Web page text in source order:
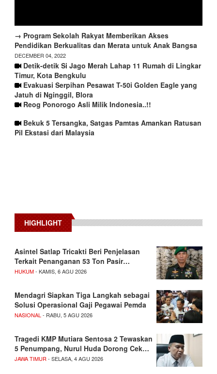
→ Program Sekolah Rakyat Memberikan Akses
Pendidikan Berkualitas dan Merata untuk Anak Bangsa
DECEMBER 04, 2022
Detik-detik Si Jago Merah Lahap 11 Rumah di Lingkar
Timur, Kota Bengkulu
Evakuasi Serpihan Pesawat T-50i Golden Eagle yang
Jatuh di Nginggil, Blora
Reog Ponorogo Asli Milik Indonesia..!!
Bekuk 5 Tersangka, Satgas Pamtas Amankan Ratusan
Pil Ekstasi dari Malaysia
HIGHLIGHT
Asintel Satlap Tricakti Beri Penjelasan
Terkait Penanganan 53 Ton Pasir…
HUKUM- KAMIS, 6 AGU 2026
Mendagri Siapkan Tiga Langkah sebagai
Solusi Operasional Gaji Pegawai Pemda
NASIONAL - RABU, 5 AGU 2026
Tragedi KMP Mutiara Sentosa 2 Tewaskan
5 Penumpang, Nurul Huda Dorong Cek…
JAWA TIMUR - SELASA, 4 AGU 2026